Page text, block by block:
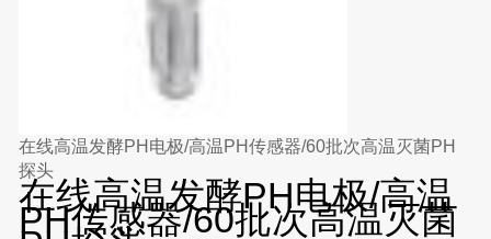
在线高温发酵PH电极/高温PH传感器/60批次高温灭菌PH
探头
在线高温发酵PH电极/高温
PH传感器/60批次高温灭菌